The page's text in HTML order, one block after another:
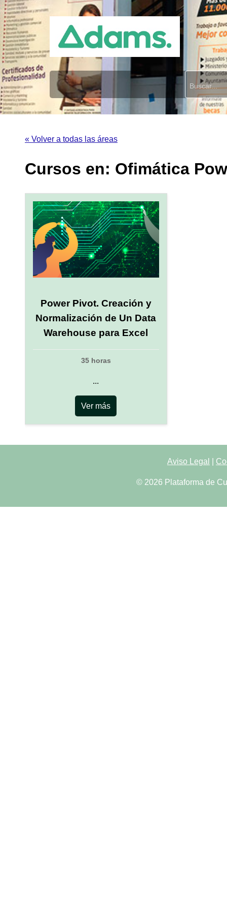
« Volver a todas las áreas
Cursos en: Ofimática
Power Pivot. Creación y
Normalización de Un Data
Warehouse para Excel
35 horas
...
Ver más
Aviso Legal
© 2026 Plataforma de